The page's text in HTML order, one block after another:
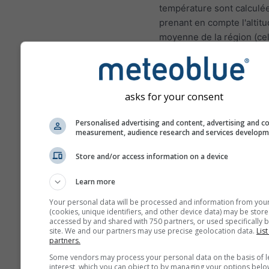
température sont
prenant en compte
moyenne de la région
températures pour les
montagnes ou les zones
peuvent être légèrement
au lieu choisi. Vous
trouver l'altitude de la
grille en plus des
mois, les données sont
agrégations
moyenne, maximale et
sont des agrégations
asks for your consent
Personalised advertising and content, advertising and
measurement, audience research and services
Store and/or access information on a device
Learn more
Your personal data will be processed and information from
(cookies, unique identifiers, and other device data) may be
accessed by and shared with 750 partners, or used specifically
site. We and our partners may use precise geolocation data.
partners.
Some vendors may process your personal data on the basis of
interest, which you can object to by managing your options